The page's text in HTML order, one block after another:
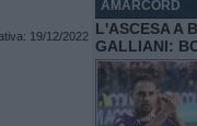
19/12/2022
AMARCORD
L'ASCESA A
GALLIANI: